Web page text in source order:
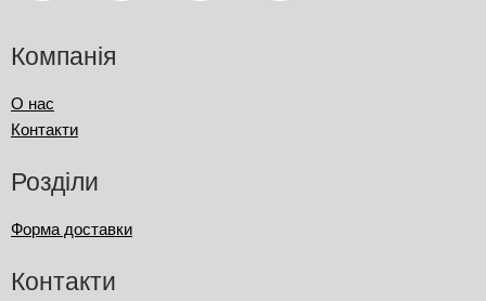
Компанія
О нас
Контакти
Розділи
Форма доставки
Контакти